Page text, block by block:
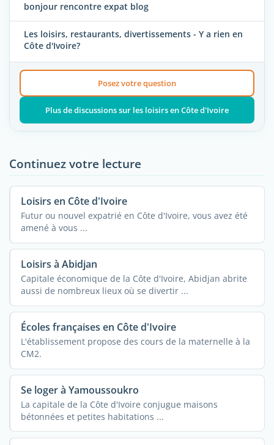
bonjour rencontre expat blog
Les loisirs, restaurants, divertissements - Y a rien en
Côte d'Ivoire?
Posez votre question
Plus de discussions sur les loisirs en Côte d'Ivoire
Continuez votre lecture
Loisirs en Côte d'Ivoire
Futur ou nouvel expatrié en Côte d'Ivoire, vous avez été
amené à vous ...
Loisirs à Abidjan
Capitale économique de la Côte d'Ivoire, Abidjan abrite
aussi de nombreux lieux où se divertir ...
Écoles françaises en Côte d'Ivoire
L'établissement propose des cours de la maternelle à la
CM2.
Se loger à Yamoussoukro
La capitale de la Côte d'Ivoire conjugue maisons
bétonnées et petites habitations ...